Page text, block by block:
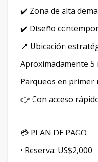
✔️ Zona de alta
✔️ Diseño
📍 Ubicación
Aproximadamente
Parqueos en primer
👉 Con acceso
💳 PLAN DE PAGO
• Reserva: US$2,000